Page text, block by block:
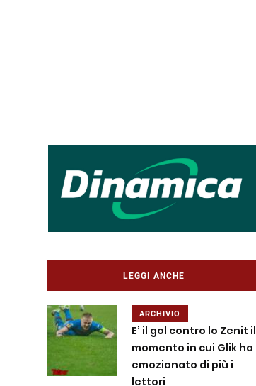
LEGGI ANCHE
ARCHIVIO
E’ il gol contro lo Zenit il
momento in cui Glik ha
emozionato di più i
lettori